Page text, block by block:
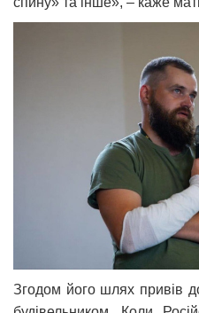
Згодом його шлях привів